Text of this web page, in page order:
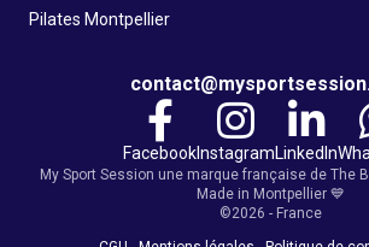
Pilates Montpellier
FacebookInstagramLinkedIn
My Sport Session une marque française de The
Made in Montpellier 💙
©2026 - France